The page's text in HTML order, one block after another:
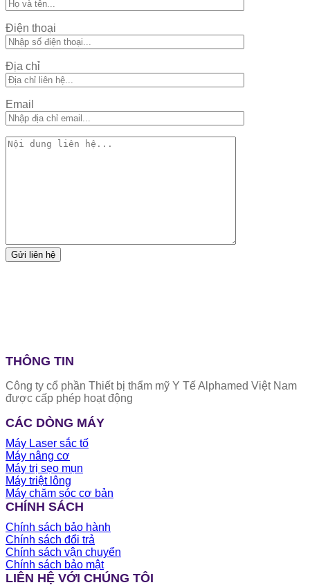
Điện thoại
Địa chỉ
Email
THÔNG TIN
Công ty cổ phần Thiết bị thẩm mỹ Y Tế Alphamed Việt Nam
được cấp phép hoạt động
CÁC DÒNG MÁY
Máy Laser sắc tố
Máy nâng cơ
Máy trị sẹo mụn
Máy triệt lông
Máy chăm sóc cơ bản
CHÍNH SÁCH
Chính sách bảo hành
Chính sách đổi trả
Chính sách vận chuyển
Chính sách bảo mật
LIÊN HỆ VỚI CHÚNG TÔI